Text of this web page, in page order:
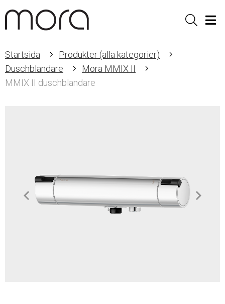
Sök
Startsida
Produkter (alla kategorier)
Duschblandare
Mora MMIX II
MMIX II duschblandare